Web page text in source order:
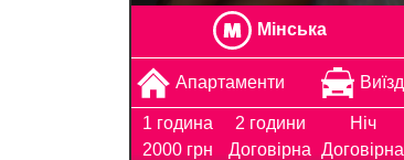
Мінська
Апартаменти Виїзд
1 година
2000 грн
2 години
Договірна
Ніч
Договірна